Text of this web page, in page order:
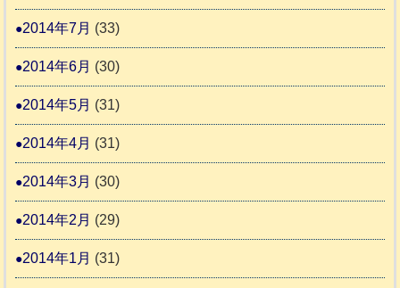
2014年7月 (33)
2014年6月 (30)
2014年5月 (31)
2014年4月 (31)
2014年3月 (30)
2014年2月 (29)
2014年1月 (31)